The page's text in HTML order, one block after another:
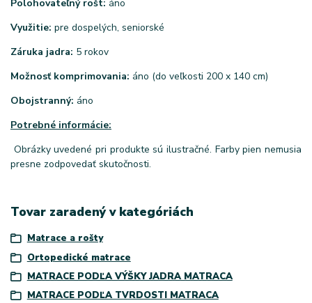
Polohovateľný rošt: áno
Využitie: pre dospelých, seniorské
Záruka jadra: 5 rokov
Možnosť komprimovania: áno (do veľkosti 200 x 140 cm)
Obojstranný: áno
Potrebné informácie:
Obrázky uvedené pri produkte sú ilustračné. Farby pien nemusia
presne zodpovedať skutočnosti.
Tovar zaradený v kategóriách
Matrace a rošty
Ortopedické matrace
MATRACE PODĽA VÝŠKY JADRA MATRACA
MATRACE PODĽA TVRDOSTI MATRACA